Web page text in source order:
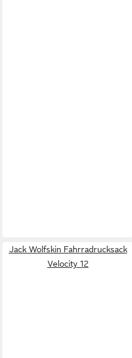
Jack Wolfskin Fahrradrucksack
Velocity 12